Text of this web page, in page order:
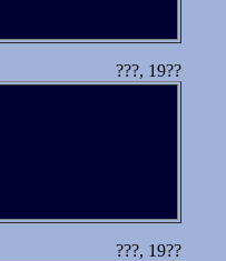
???, 19??
???, 19??